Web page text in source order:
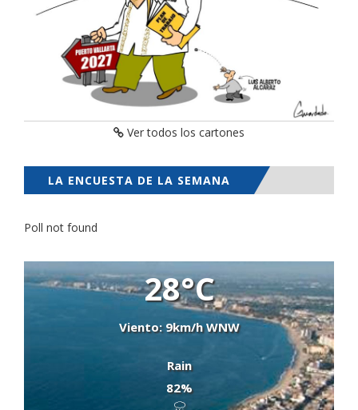
Ver todos los cartones
LA ENCUESTA DE LA SEMANA
Poll not found
28°C
Viento: 9km/h WNW
Rain
82%